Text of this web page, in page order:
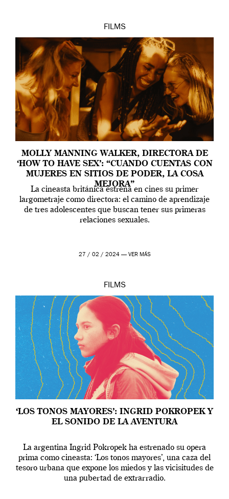
FILMS
MOLLY MANNING WALKER, DIRECTORA DE
‘HOW TO HAVE SEX’: “CUANDO CUENTAS CON
MUJERES EN SITIOS DE PODER, LA COSA
MEJORA”
La cineasta británica estrena en cines su primer
largometraje como directora: el camino de aprendizaje
de tres adolescentes que buscan tener sus primeras
relaciones sexuales.
27 / 02 / 2024 — VER MÁS
FILMS
‘LOS TONOS MAYORES’: INGRID POKROPEK Y
EL SONIDO DE LA AVENTURA
La argentina Ingrid Pokropek ha estrenado su opera
prima como cineasta: ‘Los tonos mayores’, una caza del
tesoro urbana que expone los miedos y las vicisitudes de
una pubertad de extrarradio.